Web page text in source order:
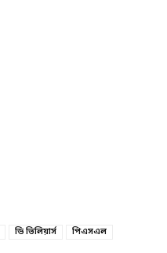
ডি ভিলিয়ার্স
পিএসএল